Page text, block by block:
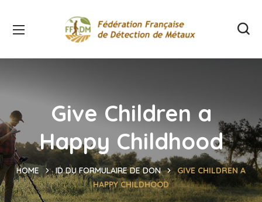
Give Children a
Happy Childhood
HOME ID DU FORMULAIRE DE DON
GIVE CHILDREN A
HAPPY CHILDHOOD